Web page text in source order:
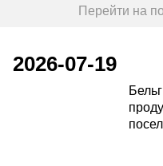
Перейти на
2026-07-19